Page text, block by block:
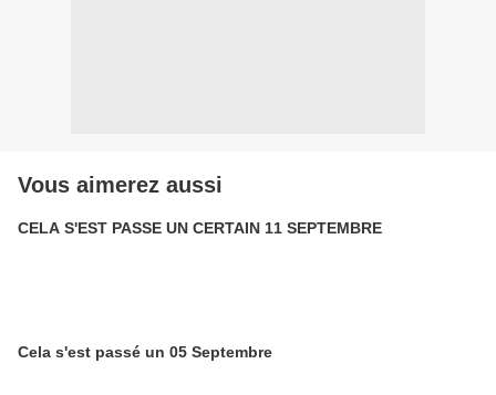
Vous aimerez aussi
CELA S'EST PASSE UN CERTAIN 11 SEPTEMBRE
Cela s'est passé un 05 Septembre